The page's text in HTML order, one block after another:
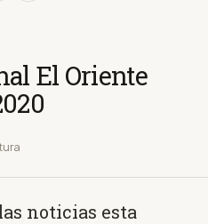
El Oriente
noticias esta